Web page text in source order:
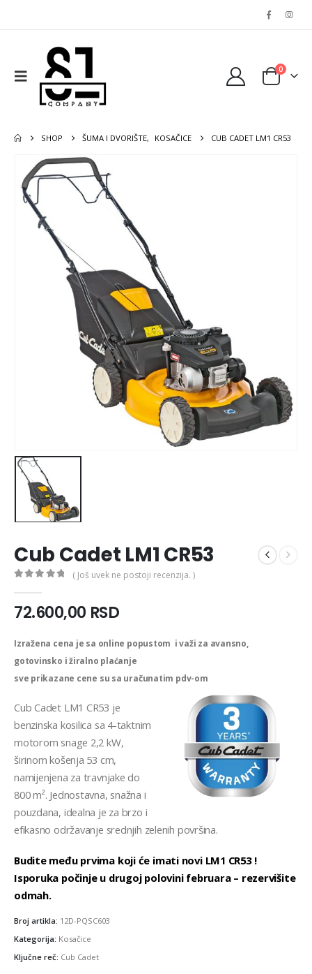
0
SHOP ŠUMA I DVORIŠTE, KOSAČICE CUB CADET LM1 CR53
Cub Cadet LM1 CR53
( Još uvek ne postoji recenzija. )
72.600,00 RSD
Izražena cena je sa online popustom i važi za avansno,
gotovinsko i žiralno plaćanje
sve prikazane cene su sa uračunatim pdv-om
Cub Cadet LM1 CR53 je
benzinska kosilica sa 4-taktnim
motorom snage 2,2 kW,
širinom košenja 53 cm,
namijenjena za travnjake do
800 m². Jednostavna, snažna i
pouzdana, idealna je za brzo i
efikasno održavanje srednjih zelenih površina.
Budite među prvima koji će imati novi LM1 CR53 !
Isporuka počinje u drugoj polovini februara – rezervišite
odmah.
Broj artikla: 12D-PQSC603
Kategorija: Kosačice
Ključne reč: Cub Cadet